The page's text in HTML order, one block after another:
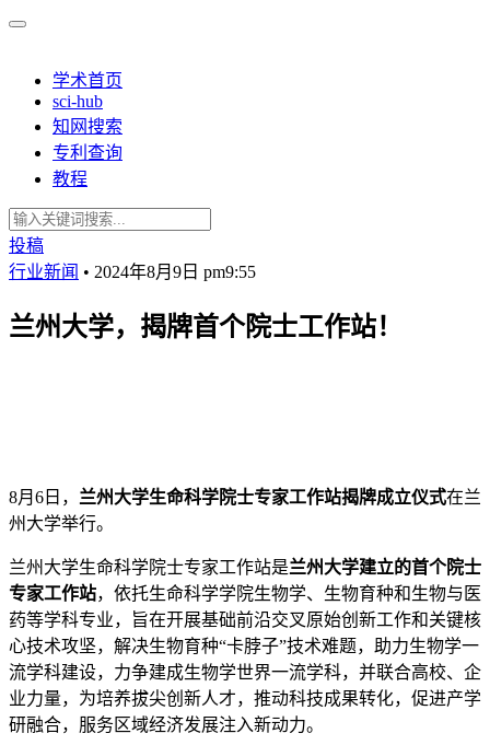
学术首页
sci-hub
知网搜索
专利查询
教程
投稿
行业新闻 • 2024年8月9日 pm9:55
兰州大学，揭牌首个院士工作站！
8月6日， 兰州大学生命科学院士专家工作站揭牌成立仪式在兰
州大学举行。
兰州大学生命科学院士专家工作站是兰州大学建立的首个院士
专家工作站，依托生命科学学院生物学、生物育种和生物与医
药等学科专业，旨在开展基础前沿交叉原始创新工作和关键核
心技术攻坚，解决生物育种“卡脖子”技术难题，助力生物学一
流学科建设，力争建成生物学世界一流学科，并联合高校、企
业力量，为培养拔尖创新人才，推动科技成果转化，促进产学
研融合，服务区域经济发展注入新动力。